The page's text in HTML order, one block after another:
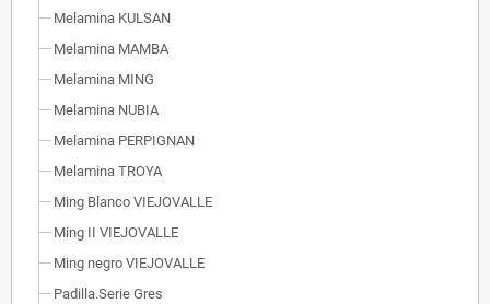
Melamina KULSAN
Melamina MAMBA
Melamina MING
Melamina NUBIA
Melamina PERPIGNAN
Melamina TROYA
Ming Blanco VIEJOVALLE
Ming II VIEJOVALLE
Ming negro VIEJOVALLE
Padilla.Serie Gres